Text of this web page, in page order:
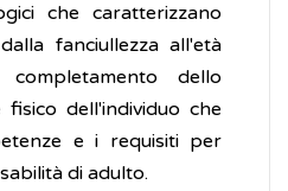
che caratterizzano
fanciullezza all'età
dello
dell'individuo che
e i requisiti per
di adulto.